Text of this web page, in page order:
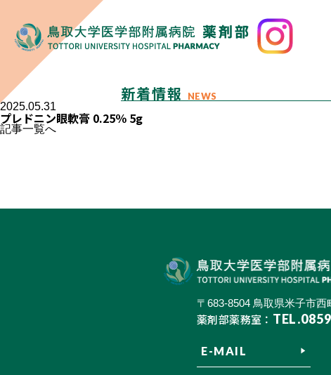
新着情報 NEWS
2025.05.31
プレドニン眼軟膏 0.25％ 5g
記事一覧へ
〒683-8504 鳥取県米子市西
薬剤部薬務室：
E-MAIL